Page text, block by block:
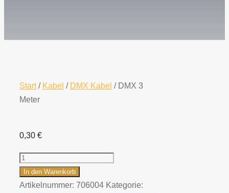
Start/ Kabel / DMX Kabel / DMX 3
Meter
0,30 €
DMX
Meter
In den Warenkorb
Artikelnummer: 706004 Kategorie: